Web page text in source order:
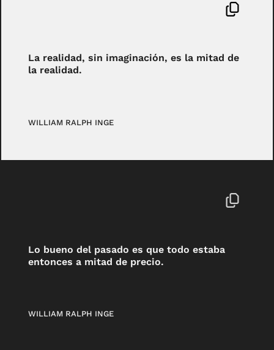
La realidad, sin imaginación, es la mitad de
la realidad.
WILLIAM RALPH INGE
Lo bueno del pasado es que todo estaba
entonces a mitad de precio.
WILLIAM RALPH INGE